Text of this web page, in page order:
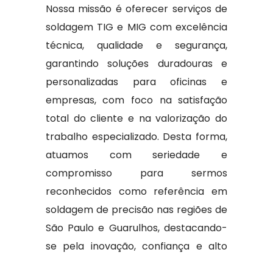
Nossa missão é oferecer serviços de
soldagem TIG e MIG com excelência
técnica, qualidade e segurança,
garantindo soluções duradouras e
personalizadas para oficinas e
empresas, com foco na satisfação
total do cliente e na valorização do
trabalho especializado. Desta forma,
atuamos com seriedade e
compromisso para sermos
reconhecidos como referência em
soldagem de precisão nas regiões de
São Paulo e Guarulhos, destacando-
se pela inovação, confiança e alto